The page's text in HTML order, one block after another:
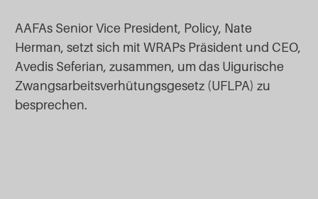
AAFAs Senior Vice President, Policy, Nate
Herman, setzt sich mit WRAPs Präsident und CEO,
Avedis Seferian, zusammen, um das Uigurische
Zwangsarbeitsverhütungsgesetz (UFLPA) zu
besprechen.